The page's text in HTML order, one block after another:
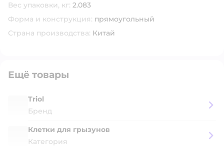
Вес упаковки, кг: 2.083
Форма и конструкция: прямоугольный
Страна производства: Китай
Ещё товары
Triol
Бренд
Клетки для грызунов
Категория